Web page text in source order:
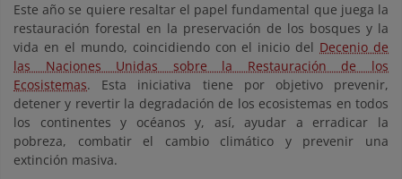
Este año se quiere resaltar el papel fundamental que juega la
restauración forestal en la preservación de los bosques y la
vida en el mundo, coincidiendo con el inicio del Decenio de
las Naciones Unidas sobre la Restauración de los
Ecosistemas. Esta iniciativa tiene por objetivo prevenir,
detener y revertir la degradación de los ecosistemas en todos
los continentes y océanos y, así, ayudar a erradicar la
pobreza, combatir el cambio climático y prevenir una
extinción masiva.